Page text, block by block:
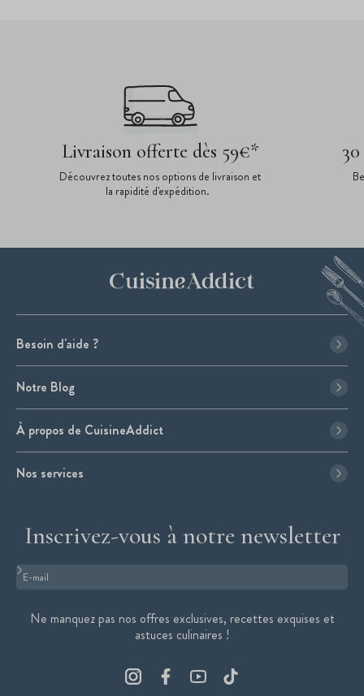
Livraison offerte dès 59€*
Découvrez toutes nos options de livraison et
la rapidité d'expédition.
Besoin d'aide ?
Notre Blog
À propos de CuisineAddict
Nos services
Inscrivez-vous à notre newsletter
Format : adresse@email.com
Ne manquez pas nos offres exclusives, recettes exquises et
astuces culinaires !